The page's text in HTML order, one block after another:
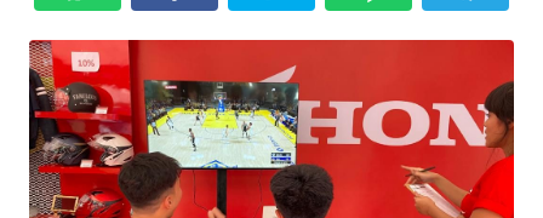
EKUIN
SAINS-TEKNO
KESEHATAN